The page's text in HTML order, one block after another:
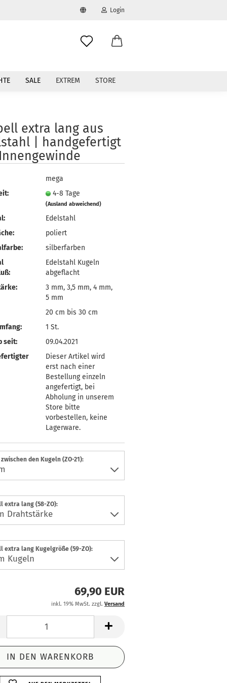
Login
erstellen
SALE EXTREM STORE
extra lang aus
| handgefertigt
mega
4-8 Tage
(Ausland abweichend)
Edelstahl
poliert
silberfarben
Edelstahl Kugeln
abgeflacht
3 mm, 3,5 mm, 4 mm,
5 mm
20 cm bis 30 cm
1 St.
seit:
09.04.2021
Dieser Artikel wird
erst nach einer
Bestellung einzeln
angefertigt, bei
Abholung in unserem
Store bitte
vorbestellen, keine
Lagerware.
zwischen den Kugeln (ZO-21):
extra lang (58-ZO):
extra lang Kugelgröße (59-ZO):
69,90 EUR
inkl. 19% MwSt. zzgl. Versand